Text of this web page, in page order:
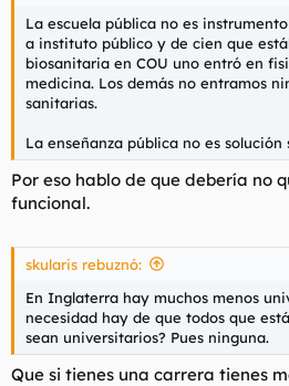
La escuela pública no es
a instituto público y de cien que
biosanitaria en COU uno entró en
medicina. Los demás no entramos
sanitarias.
La enseñanza pública no es
Por eso hablo de que debería no
funcional.
skularis rebuznó:
En Inglaterra hay muchos menos
necesidad hay de que todos que
sean universitarios? Pues ninguna.
Que si tienes una carrera tienes